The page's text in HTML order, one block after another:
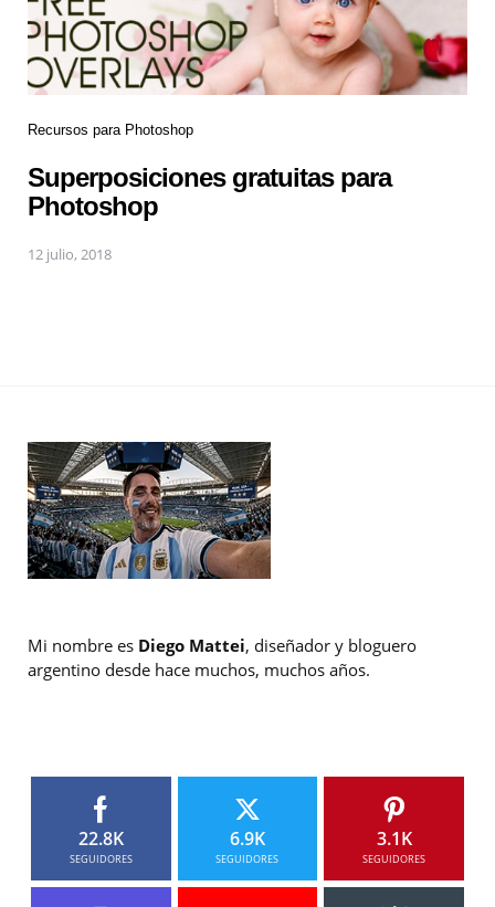
Recursos para Photoshop
Superposiciones gratuitas para
Photoshop
12 julio, 2018
Mi nombre es Diego Mattei, diseñador y bloguero
argentino desde hace muchos, muchos años.
22.8K
SEGUIDORES
6.9K
SEGUIDORES
3.1K
SEGUIDORES